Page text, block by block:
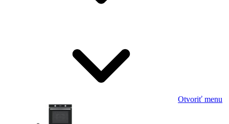
Otvoriť menu